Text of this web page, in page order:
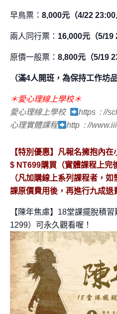
早鳥票： 8,000元 （4/22 23:00
兩人同行票： 16,000元（5/19
原價一般票： 8,800元（5/19
（滿4人開班，為保持工作坊
＊愛心理線上學校＊
愛心理線上學校
https ://
心理實體課程
http ://
【特別優惠】凡報名擁抱內
$ NT699購買（實體課程上完
（凡加購線上系列課程者，
課原價費用後，再進行九成退
【陳年焦慮】18堂課擺脫積
1299）可永久觀看喔！